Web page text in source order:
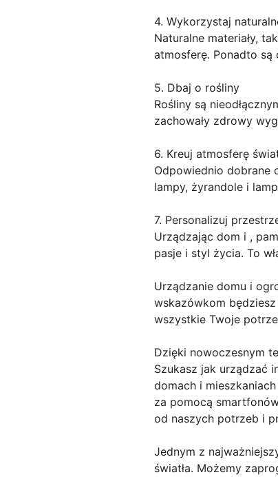
4. Wykorzystaj
Naturalne materiały,
atmosferę. Ponadto są
5. Dbaj o rośliny
Rośliny są
zachowały zdrowy
6. Kreuj atmosferę
Odpowiednio dobrane
lampy, żyrandole i
7. Personalizuj
Urządzając dom i ,
pasje i styl życia. To
Urządzanie domu i
wskazówkom
wszystkie Twoje
Dzięki nowoczesnym
Szukasz jak urządzać
domach i
za pomocą
od naszych potrzeb i
Jednym z
światła. Możemy